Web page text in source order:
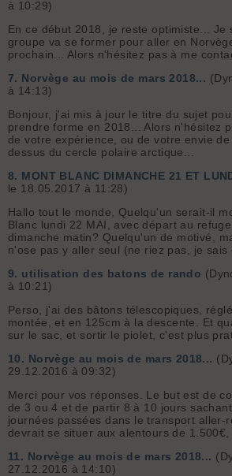
à 10:29)
En ce début 2018, je reste optimiste... Je
groupe va se former pour aller en
prochain... Alors n'hésitez pas à me
7. Norvège au mois de mars 2018...
à 14:13)
Bonjour, j'ai mis à jour le titre du sujet
prendre forme en 2018... Alors n'hésitez
de votre expérience, ou de votre envie
dessus du cercle polaire arctique...
8. MONT BLANC DIMANCHE 21 ET
le 18.05.2017 à 11:28)
Hallo tout le monde, Quelqu'un serait-il
Blanc lundi 22 MAI, avec départ au
dimanche matin? Quelqu'un de motivé,
n'ose pas y aller seul (ne riez pas, je sais
9. utilisation des batons de rando
à 10:21)
Perso, j'ai des bâtons télescopiques,
montée, et en 125cm à la descente. Et
sur le sac, et sortir le piolet, c'est plus
10. Norvège au mois de mars 2018...
29.12.2016 à 09:32)
Merci pour vos réponses. Le but est de
de 3 ou 4 et de partir 8 à 10 jours
journées passées dans le transport aller-
devrait se situer aux alentours de 1.500€,
11. Norvège au mois de mars 2018...
27.12.2016 à 14:10)